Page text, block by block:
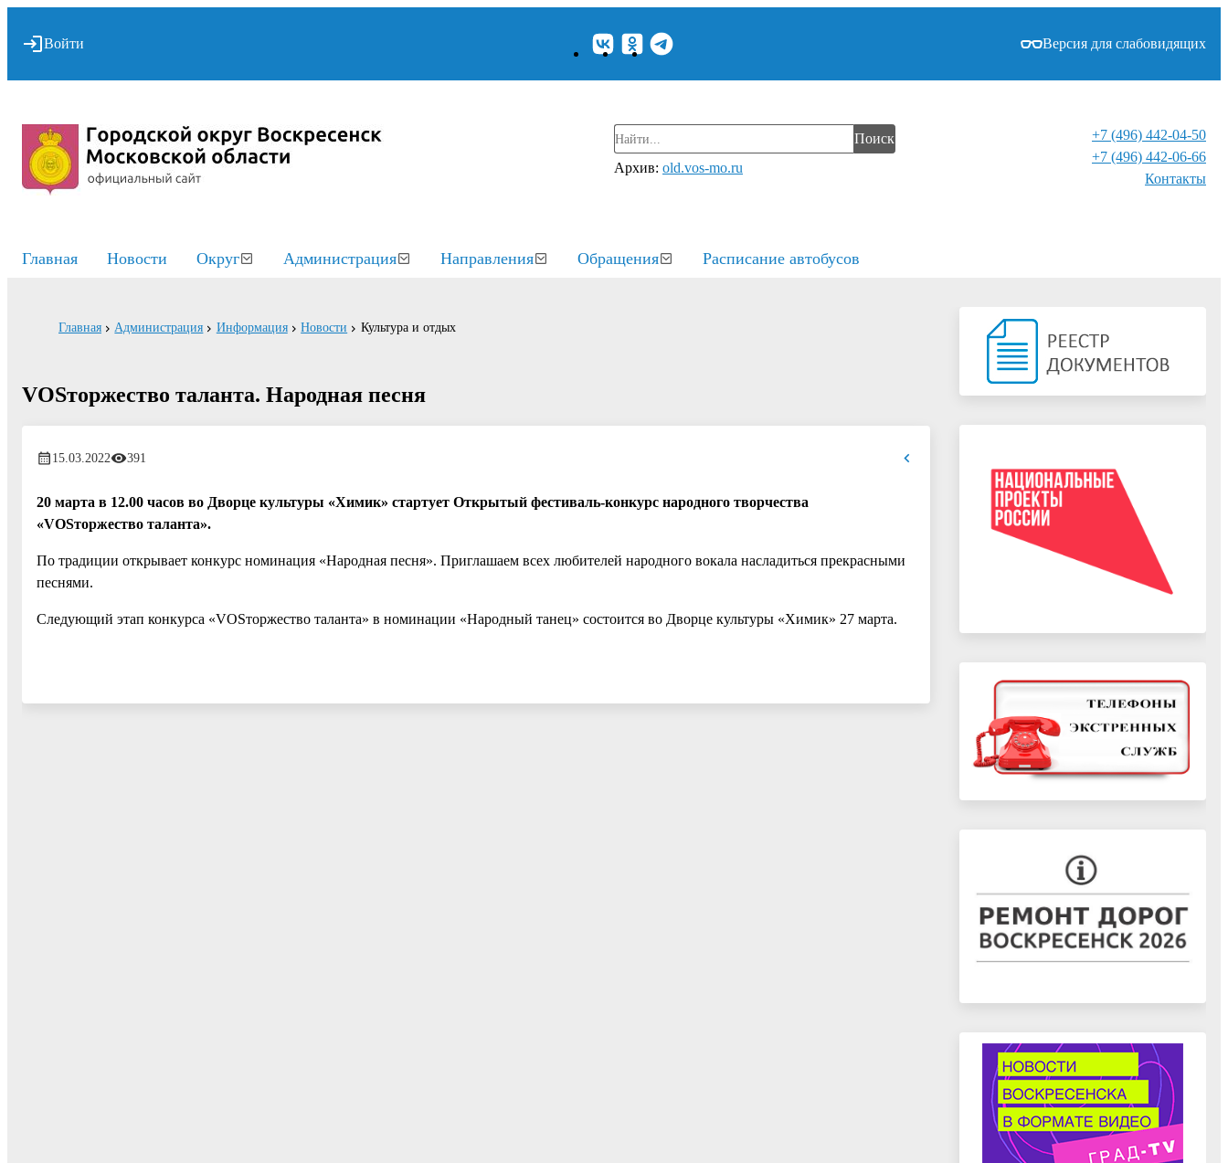
Войти Версия для слабовидящих
Поиск
Архив: old.vos-mo.ru
+7 (496) 442-04-50
+7 (496) 442-06-66
Контакты⁠
Главная Новости Округ Администрация Направления Обращения Расписание автобусов
Главная Администрация Информация Новости Культура и отдых
VOSторжество таланта. Народная песня
15.03.2022 391
20 марта в 12.00 часов во Дворце культуры «Химик» стартует Открытый фестиваль-конкурс народного творчества
«VOSторжество таланта».
По традиции открывает конкурс номинация «Народная песня». Приглашаем всех любителей народного вокала насладиться прекрасными
песнями.
Следующий этап конкурса «VOSторжество таланта» в номинации «Народный танец» состоится во Дворце культуры «Химик» 27 марта.